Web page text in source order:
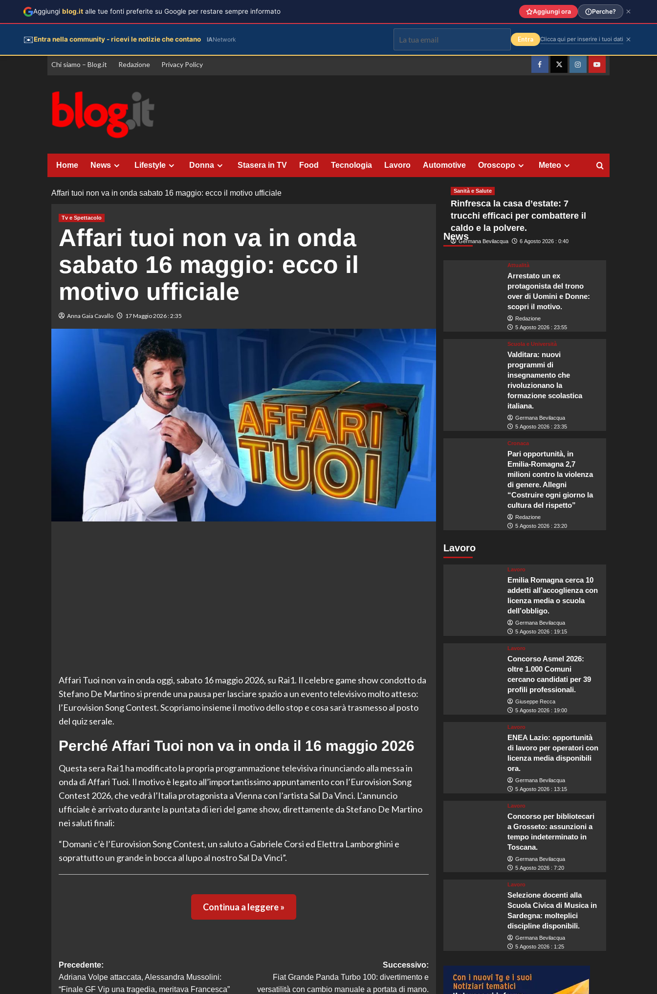
Vai
Chi siamo – Blog.it Redazione Privacy Policy
FacebookTwitterInstagramYouTube
Home News Lifestyle Donna Stasera in TV Food Tecnologia Lavoro Automotive Oroscopo Meteo
Affari tuoi non va in onda sabato 16 maggio: ecco il motivo ufficiale
Tv e Spettacolo
Affari tuoi non va in onda
sabato 16 maggio: ecco il
motivo ufficiale
Anna Gaia Cavallo 17 Maggio 2026 : 2:35
Affari Tuoi non va in onda oggi, sabato 16 maggio 2026, su Rai1. Il celebre game show condotto da
Stefano De Martino si prende una pausa per lasciare spazio a un evento televisivo molto atteso:
l’Eurovision Song Contest. Scopriamo insieme il motivo dello stop e cosa sarà trasmesso al posto
del quiz serale.
Perché Affari Tuoi non va in onda il 16 maggio 2026
Questa sera Rai1 ha modificato la propria programmazione televisiva rinunciando alla messa in
onda di Affari Tuoi. Il motivo è legato all’importantissimo appuntamento con l’Eurovision Song
Contest 2026, che vedrà l’Italia protagonista a Vienna con l’artista Sal Da Vinci. L’annuncio
ufficiale è arrivato durante la puntata di ieri del game show, direttamente da Stefano De Martino
nei saluti finali:
“Domani c’è l’Eurovision Song Contest, un saluto a Gabriele Corsi ed Elettra Lamborghini e
soprattutto un grande in bocca al lupo al nostro Sal Da Vinci”.
Continua a leggere »
Navigazione
articolo
Precedente:
Adriana Volpe attaccata, Alessandra Mussolini:
“Finale GF Vip una tragedia, meritava Francesca”
Successivo:
Fiat Grande Panda Turbo 100: divertimento e
versatilità con cambio manuale a portata di mano.
News
Sanità e Salute
Rinfresca la casa d’estate: 7
trucchi efficaci per combattere il
caldo e la polvere.
Germana Bevilacqua 6 Agosto 2026 : 0:40
Attualità
Arrestato un ex
protagonista del trono
over di Uomini e Donne:
scopri il motivo.
Redazione
5 Agosto 2026 : 23:55
Scuola e Università
Valditara: nuovi
programmi di
insegnamento che
rivoluzionano la
formazione scolastica
italiana.
Germana Bevilacqua
5 Agosto 2026 : 23:35
Cronaca
Pari opportunità, in
Emilia-Romagna 2,7
milioni contro la violenza
di genere. Allegni
“Costruire ogni giorno la
cultura del rispetto”
Redazione
5 Agosto 2026 : 23:20
Lavoro
Lavoro
Emilia Romagna cerca 10
addetti all’accoglienza con
licenza media o scuola
dell’obbligo.
Germana Bevilacqua
5 Agosto 2026 : 19:15
Lavoro
Concorso Asmel 2026:
oltre 1.000 Comuni
cercano candidati per 39
profili professionali.
Giuseppe Recca
5 Agosto 2026 : 19:00
Lavoro
ENEA Lazio: opportunità
di lavoro per operatori con
licenza media disponibili
ora.
Germana Bevilacqua
5 Agosto 2026 : 13:15
Lavoro
Concorso per bibliotecari
a Grosseto: assunzioni a
tempo indeterminato in
Toscana.
Germana Bevilacqua
5 Agosto 2026 : 7:20
Lavoro
Selezione docenti alla
Scuola Civica di Musica in
Sardegna: molteplici
discipline disponibili.
Germana Bevilacqua
5 Agosto 2026 : 1:25
Aggiungi blog.it alle tue fonti preferite su Google per restare sempre informato Aggiungi ora Perche?
✉️Entra nella community - ricevi le notizie che contano IANetwork Entra Clicca qui per inserire i tuoi dati